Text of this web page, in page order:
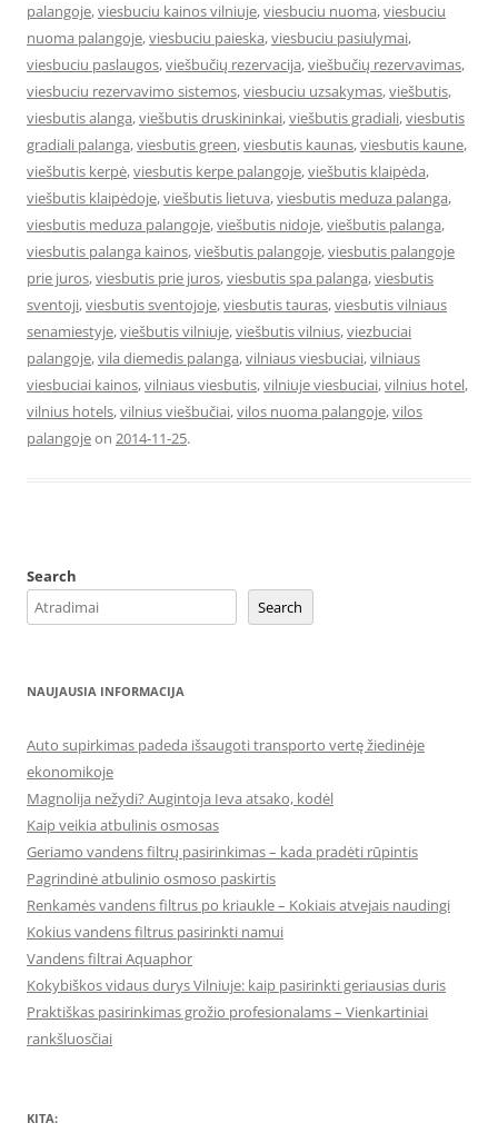
palangoje,viesbuciu kainos vilniuje,viesbuciu nuoma,viesbuciu
nuoma palangoje,viesbuciu paieska,viesbuciu pasiulymai,
viesbuciu paslaugos,viešbučių rezervacija,viešbučių rezervavimas,
viesbuciu rezervavimo sistemos,viesbuciu uzsakymas,viešbutis,
viesbutis alanga,viešbutis druskininkai,viešbutis gradiali,viesbutis
gradiali palanga,viesbutis green,viesbutis kaunas,viesbutis kaune,
viešbutis kerpė,viesbutis kerpe palangoje,viešbutis klaipėda,
viešbutis klaipėdoje,viešbutis lietuva,viesbutis meduza palanga,
viesbutis meduza palangoje,viešbutis nidoje,viešbutis palanga,
viesbutis palanga kainos,viešbutis palangoje,viesbutis palangoje
prie juros,viesbutis prie juros,viesbutis spa palanga,viesbutis
sventoji,viesbutis sventojoje,viesbutis tauras,viesbutis vilniaus
senamiestyje,viešbutis vilniuje,viešbutis vilnius,viezbuciai
palangoje,vila diemedis palanga,vilniaus viesbuciai,vilniaus
viesbuciai kainos,vilniaus viesbutis,vilniuje viesbuciai,vilnius hotel,
vilnius hotels,vilnius viešbučiai,vilos nuoma palangoje,vilos
palangojeon 2014-11-25.
Search
Search
NAUJAUSIA INFORMACIJA
Auto supirkimas padeda išsaugoti transporto vertę žiedinėje
ekonomikoje
Magnolija nežydi? Augintoja Ieva atsako, kodėl
Kaip veikia atbulinis osmosas
Geriamo vandens filtrų pasirinkimas – kada pradėti rūpintis
Pagrindinė atbulinio osmoso paskirtis
Renkamės vandens filtrus po kriaukle – Kokiais atvejais naudingi
Kokius vandens filtrus pasirinkti namui
Vandens filtrai Aquaphor
Kokybiškos vidaus durys Vilniuje: kaip pasirinkti geriausias duris
Praktiškas pasirinkimas grožio profesionalams – Vienkartiniai
rankšluosčiai
KITA: